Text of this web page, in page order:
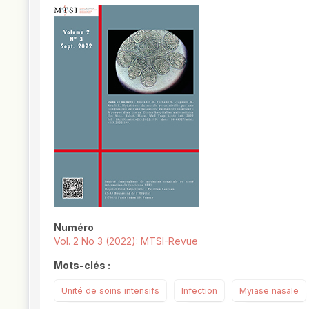
Numéro
Vol. 2 No 3 (2022): MTSI-Revue
Mots-clés :
Unité de soins intensifs Infection Myiase nasale